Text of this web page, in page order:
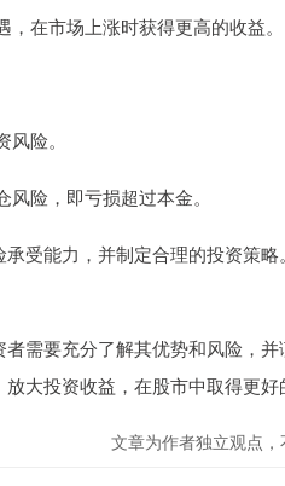
在市场上涨时获得更高的收益。
险。
险，即亏损超过本金。
受能力，并制定合理的投资策
需要充分了解其优势和风险，
大投资收益，在股市中取得更好
文章为作者独立观点